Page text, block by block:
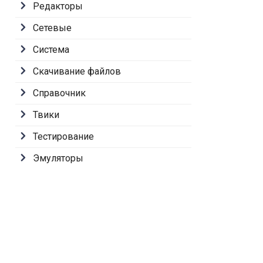
Редакторы
Сетевые
Система
Скачивание файлов
Справочник
Твики
Тестирование
Эмуляторы